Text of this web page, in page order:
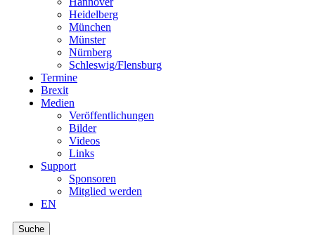
Heidelberg
München
Münster
Nürnberg
Schleswig/Flensburg
Termine
Brexit
Medien
Veröffentlichungen
Bilder
Videos
Links
Support
Sponsoren
Mitglied werden
EN
Suche